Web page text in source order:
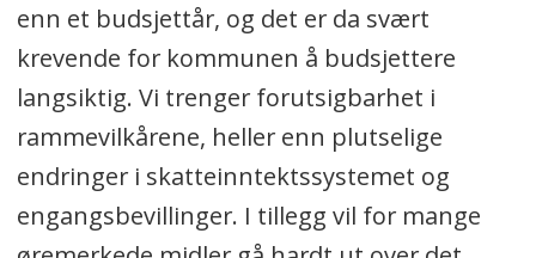
enn et budsjettår, og det er da svært
krevende for kommunen å budsjettere
langsiktig. Vi trenger forutsigbarhet i
rammevilkårene, heller enn plutselige
endringer i skatteinntektssystemet og
engangsbevillinger. I tillegg vil for mange